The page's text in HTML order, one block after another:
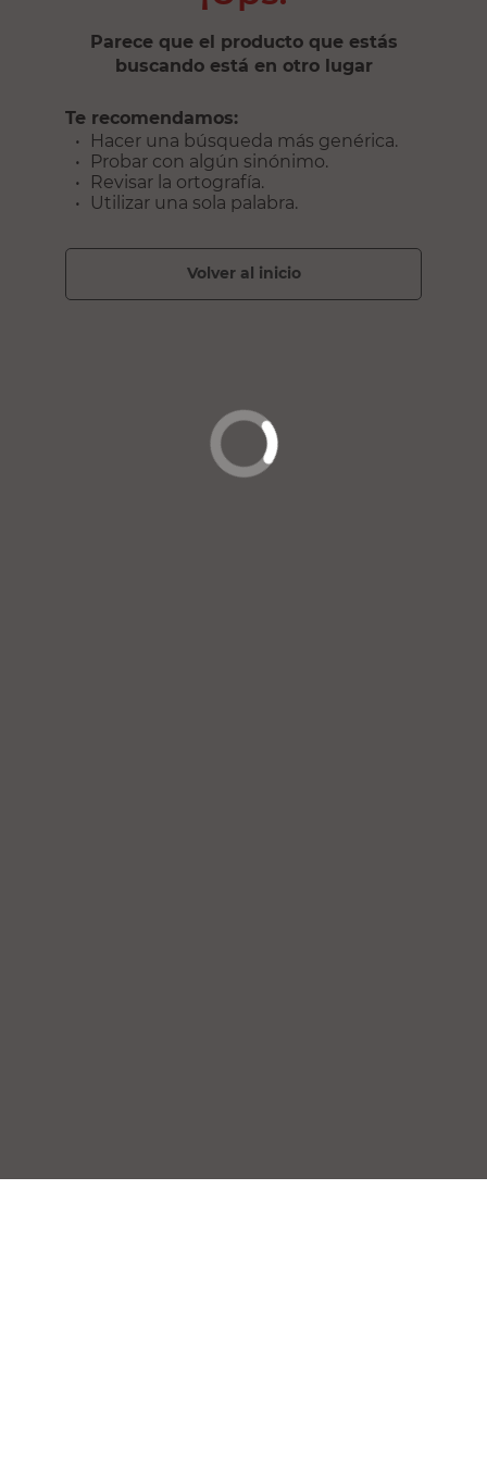
Parece que el producto que estás
buscando está en otro lugar
Te recomendamos:
Hacer una búsqueda más genérica.
Probar con algún sinónimo.
Revisar la ortografía.
Utilizar una sola palabra.
volver al inicio